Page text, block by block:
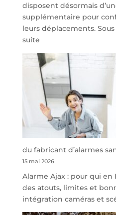
disposent désormais
supplémentaire pour
leurs déplacements.
suite:
40
minutes
de
Namur,
Steveny
Park
redessine
de
parking
sécurisé
à
l’aéroport
de
du fabricant d’alarmes
15 mai 2026
Alarme Ajax : pour qui
des atouts, limites et
intégration caméras et